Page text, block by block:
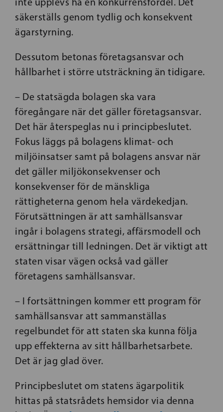
säkerställs genom tydlig och konsekvent
ägarstyrning.
Dessutom betonas företagsansvar och
hållbarhet i större utsträckning än tidigare.
– De statsägda bolagen ska vara
föregångare när det gäller företagsansvar.
Det här återspeglas nu i principbeslutet.
Fokus läggs på bolagens klimat- och
miljöinsatser samt på bolagens ansvar när
det gäller miljökonsekvenser och
konsekvenser för de mänskliga
rättigheterna genom hela värdekedjan.
Förutsättningen är att samhällsansvar
ingår i bolagens strategi, affärsmodell och
ersättningar till ledningen. Det är viktigt att
staten visar vägen också vad gäller
företagens samhällsansvar.
– I fortsättningen kommer ett program för
samhällsansvar att sammanställas
regelbundet för att staten ska kunna följa
upp effekterna av sitt hållbarhetsarbete.
Det är jag glad över.
Principbeslutet om statens ägarpolitik
hittas på statsrådets hemsidor via denna